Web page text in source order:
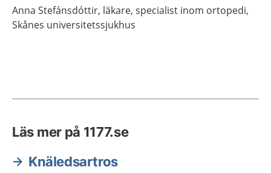
Anna Stefánsdóttir, läkare, specialist inom ortopedi,
Skånes universitetssjukhus
Läs mer på 1177.se
Knäledsartros